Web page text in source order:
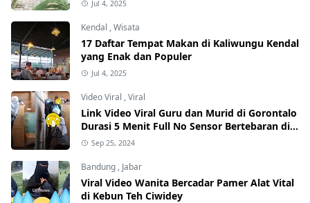
Jul 4, 2025
Kendal ,Wisata
17 Daftar Tempat Makan di Kaliwungu Kendal
yang Enak dan Populer
Jul 4, 2025
Video Viral ,Viral
Link Video Viral Guru dan Murid di Gorontalo
Durasi 5 Menit Full No Sensor Bertebaran di
Internet, Hati-Hati Phising!
Sep 25, 2024
Bandung , Jabar
Viral Video Wanita Bercadar Pamer Alat Vital
di Kebun Teh Ciwidey